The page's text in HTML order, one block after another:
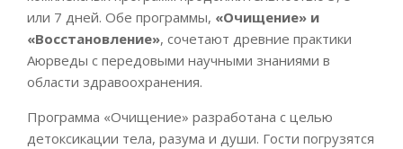
или 7 дней. Обе программы, «Очищение» и
«Восстановление», сочетают древние практики
Аюрведы с передовыми научными знаниями в
области здравоохранения.
Программа «Очищение» разработана с целью
детоксикации тела, разума и души. Гости погрузятся